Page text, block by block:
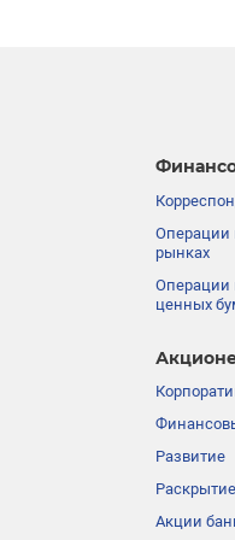
Операции
рынках
Операции
ценных
Развитие
Акции